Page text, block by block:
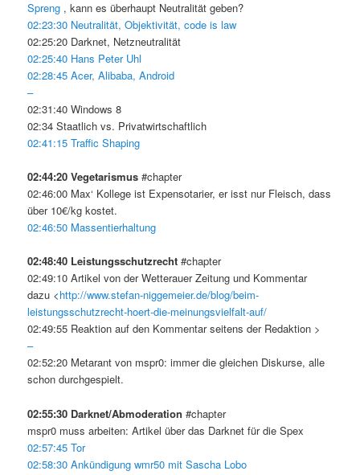
Spreng , kann es überhaupt Neutralität geben?
02:23:30 Neutralität, Objektivität, code is law
02:25:20 Darknet, Netzneutralität
02:25:40 Hans Peter Uhl
02:28:45 Acer, Alibaba, Android
–
02:31:40 Windows 8
02:34 Staatlich vs. Privatwirtschaftlich
02:41:15 Traffic Shaping
02:44:20 Vegetarismus #chapter
02:46:00 Max‘ Kollege ist Expensotarier, er isst nur Fleisch, dass
über 10€/kg kostet.
02:46:50 Massentierhaltung
02:48:40 Leistungsschutzrecht #chapter
02:49:10 Artikel von der Wetterauer Zeitung und Kommentar
dazu <http://www.stefan-niggemeier.de/blog/beim-
leistungsschutzrecht-hoert-die-meinungsvielfalt-auf/
02:49:55 Reaktion auf den Kommentar seitens der Redaktion >
–
02:52:20 Metarant von mspr0: immer die gleichen Diskurse, alle
schon durchgespielt.
02:55:30 Darknet/Abmoderation #chapter
mspr0 muss arbeiten: Artikel über das Darknet für die Spex
02:57:45 Tor
02:58:30 Ankündigung wmr50 mit Sascha Lobo